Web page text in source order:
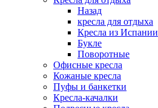
Назад
кресла для отдыха
Кресла из Испании
Букле
Поворотные
Офисные кресла
Кожаные кресла
Пуфы и банкетки
Кресла-качалки